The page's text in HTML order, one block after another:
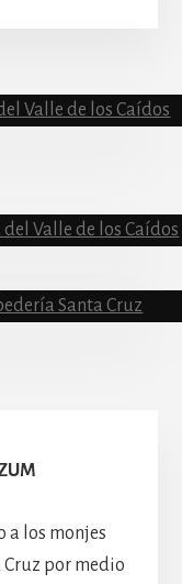
a los monjes
por medio